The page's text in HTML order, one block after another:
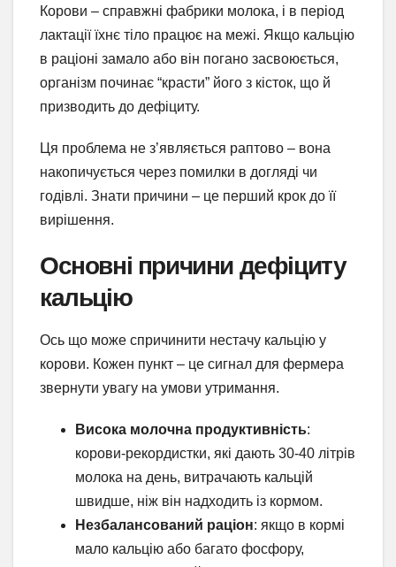
Корови – справжні фабрики молока, і в період
лактації їхнє тіло працює на межі. Якщо кальцію
в раціоні замало або він погано засвоюється,
організм починає “красти” його з кісток, що й
призводить до дефіциту.
Ця проблема не з’являється раптово – вона
накопичується через помилки в догляді чи
годівлі. Знати причини – це перший крок до її
вирішення.
Основні причини дефіциту
кальцію
Ось що може спричинити нестачу кальцію у
корови. Кожен пункт – це сигнал для фермера
звернути увагу на умови утримання.
Висока молочна продуктивність:
корови-рекордистки, які дають 30-40 літрів
молока на день, витрачають кальцій
швидше, ніж він надходить із кормом.
Незбалансований раціон: якщо в кормі
мало кальцію або багато фосфору,